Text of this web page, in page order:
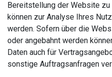
Bereitstellung der Website
können zur Analyse Ihres
werden. Sofern über die
oder angebahnt werden
Daten auch für
sonstige Auftragsanfragen